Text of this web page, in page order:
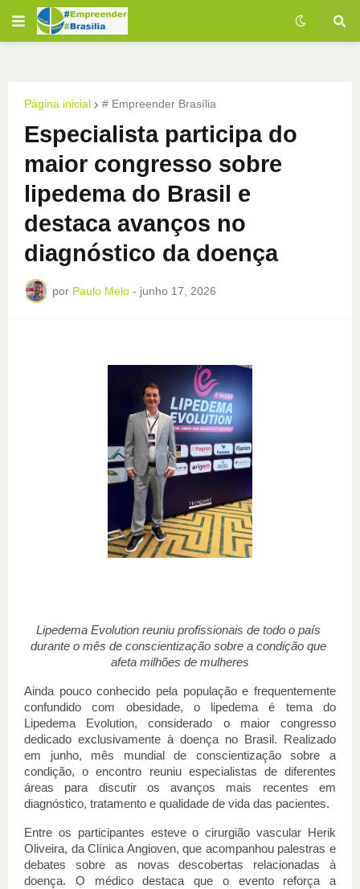
Página inicial # Empreender Brasília
Especialista participa do
maior congresso sobre
lipedema do Brasil e
destaca avanços no
diagnóstico da doença
por Paulo Melo - junho 17, 2026
Lipedema Evolution reuniu profissionais de todo o país
durante o mês de conscientização sobre a condição que
afeta milhões de mulheres
Ainda pouco conhecido pela população e frequentemente
confundido com obesidade, o lipedema é tema do
Lipedema Evolution, considerado o maior congresso
dedicado exclusivamente à doença no Brasil. Realizado
em junho, mês mundial de conscientização sobre a
condição, o encontro reuniu especialistas de diferentes
áreas para discutir os avanços mais recentes em
diagnóstico, tratamento e qualidade de vida das pacientes.
Entre os participantes esteve o cirurgião vascular Herik
Oliveira, da Clínica Angioven, que acompanhou palestras e
debates sobre as novas descobertas relacionadas à
doença. O médico destaca que o evento reforça a